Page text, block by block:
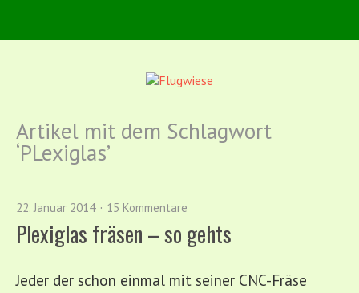
Artikel mit dem Schlagwort
‘PLexiglas’
22. Januar 2014 15 Kommentare
Plexiglas fräsen – so gehts
Jeder der schon einmal mit seiner CNC-Fräse